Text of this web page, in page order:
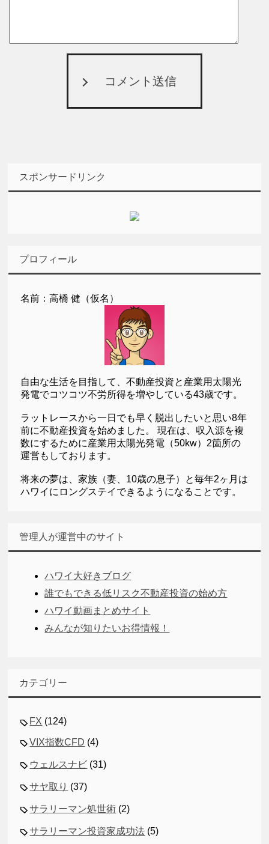
コメント送信
スポンサードリンク
プロフィール
名前：高橋 健（仮名）
自由な生活を目指して、不動産投資と産業用太陽光
発電でコツコツ不労所得を増やしている43歳です。
ラットレースから一日でも早く脱出したいと思い8年
前に不動産投資を始めました。 現在は、収入源を複
数にするために産業用太陽光発電（50kw）2箇所の
運営もしております。
将来の夢は、家族（妻、10歳の息子）と毎年2ヶ月は
ハワイにロングステイできるようになることです。
管理人が運営中のサイト
ハワイ大好きブログ
誰でもできる低リスク不動産投資の始め方
ハワイ動画まとめサイト
みんなが知りたいお得情報！
カテゴリー
FX (124)
VIX指数CFD (4)
ウェルスナビ (31)
サヤ取り (37)
サラリーマン処世術 (2)
サラリーマン投資家成功法 (5)